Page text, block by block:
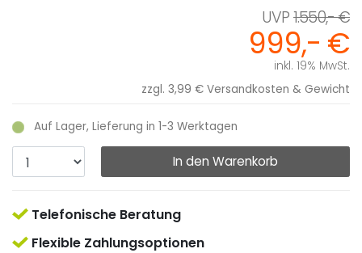
1.550,- €
999,- €
inkl. 19% MwSt.
zzgl. 3,99 € Versandkosten & Gewicht
Auf Lager, Lieferung in 1-3 Werktagen
In den Warenkorb
Telefonische Beratung
Flexible Zahlungsoptionen